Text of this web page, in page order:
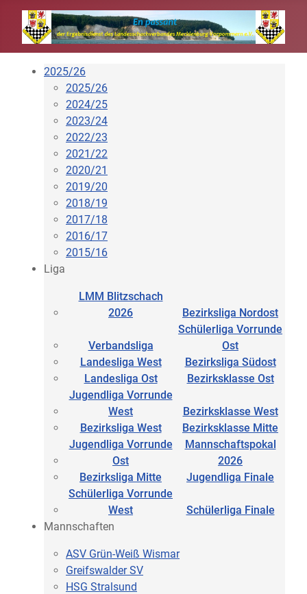
2025/26
2025/26
2024/25
2023/24
2022/23
2021/22
2020/21
2019/20
2018/19
2017/18
2016/17
2015/16
Liga
LMM Blitzschach
2026
Bezirksliga Nordost
Verbandsliga
Schülerliga Vorrunde
Ost
Landesliga West
Bezirksliga Südost
Landesliga Ost
Bezirksklasse Ost
Jugendliga Vorrunde
West
Bezirksklasse West
Bezirksliga West
Bezirksklasse Mitte
Jugendliga Vorrunde
Ost
Mannschaftspokal
2026
Bezirksliga Mitte
Jugendliga Finale
Schülerliga Vorrunde
West
Schülerliga Finale
Mannschaften
ASV Grün-Weiß Wismar
Greifswalder SV
HSG Stralsund